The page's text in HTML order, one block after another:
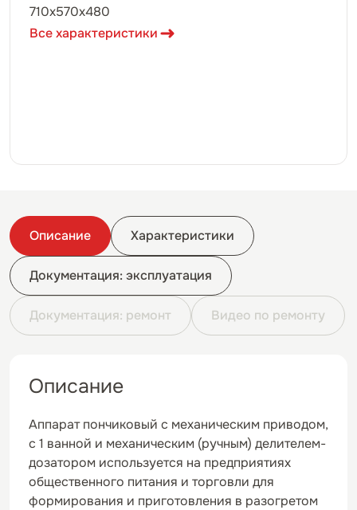
710х570х480
Все характеристики
Описание Характеристики
Документация: эксплуатация
Документация: ремонт Видео по ремонту
Описание
Аппарат пончиковый с механическим приводом,
с 1 ванной и механическим (ручным) делителем-
дозатором используется на предприятиях
общественного питания и торговли для
формирования и приготовления в разогретом